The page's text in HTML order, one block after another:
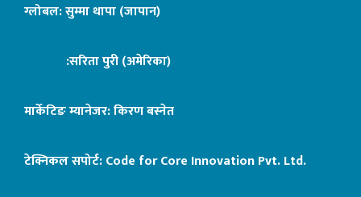
ग्लोबल: सुम्मा थापा (जापान)
:सरिता पुरी (अमेरिका)
मार्केटिङ म्यानेजर: किरण बस्नेत
टेक्निकल सपोर्ट:Code for Core Innovation Pvt. Ltd.